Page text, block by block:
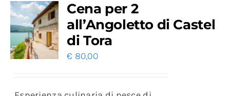
Cena per 2
all’Angoletto di Castel
di Tora
€ 80,00